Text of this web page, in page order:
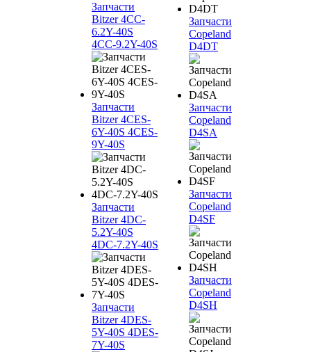
Запчасти
Bitzer 4CC-
6.2Y-40S
4CC-9.2Y-40S
Запчасти
Bitzer 4CES-
6Y-40S 4CES-
9Y-40S
Запчасти
Bitzer 4DC-
5.2Y-40S
4DC-7.2Y-40S
Запчасти
Bitzer 4DES-
5Y-40S 4DES-
7Y-40S
Запчасти
Copeland
D4DT
Запчасти
Copeland
D4SA
Запчасти
Copeland
D4SF
Запчасти
Copeland
D4SH